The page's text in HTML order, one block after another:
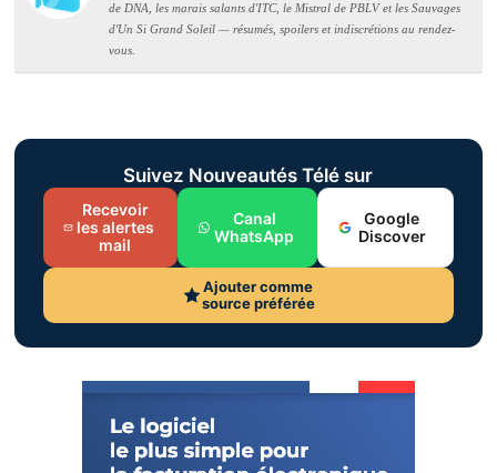
de DNA, les marais salants d'ITC, le Mistral de PBLV et les Sauvages
d'Un Si Grand Soleil — résumés, spoilers et indiscrétions au rendez-
vous.
Suivez Nouveautés Télé sur
Recevoir
les alertes
mail
Canal
WhatsApp
Google
Discover
Ajouter comme
source préférée